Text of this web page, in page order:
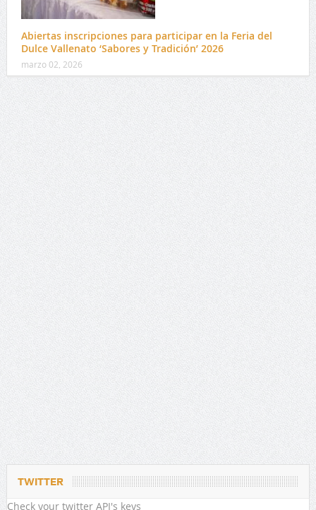
Abiertas inscripciones para participar en la Feria del
Dulce Vallenato ‘Sabores y Tradición’ 2026
marzo 02, 2026
TWITTER
Check your twitter API's keys